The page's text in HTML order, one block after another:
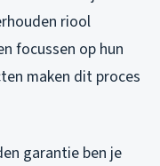
riool
focussen op hun
maken dit proces
garantie ben je